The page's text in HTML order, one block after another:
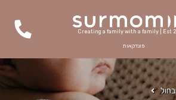
Creating a family with a family | Est
פונדקאות